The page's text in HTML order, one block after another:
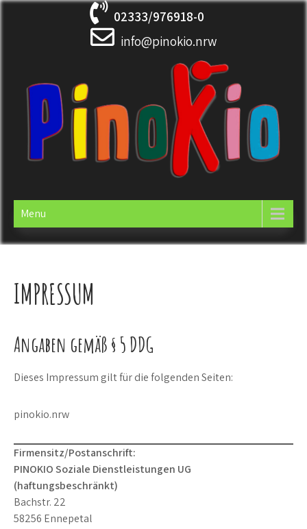
Skip
02333/976918-0
info@pinokio.nrw
PINOKIO
Menu
IMPRESSUM
Angaben gemäß § 5 DDG
Dieses Impressum gilt für die folgenden Seiten:
pinokio.nrw
Firmensitz/Postanschrift:
PINOKIO Soziale Dienstleistungen UG
(haftungsbeschränkt)
Bachstr. 22
58256 Ennepetal